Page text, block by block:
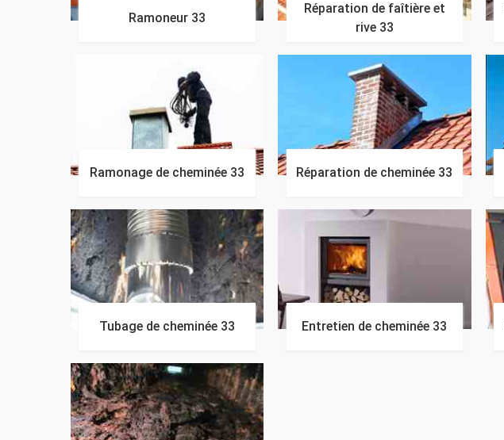
Ramoneur 33
Réparation de faîtière et
rive 33
Ramonage de cheminée 33 Réparation de cheminée 33
Tubage de cheminée 33 Entretien de cheminée 33